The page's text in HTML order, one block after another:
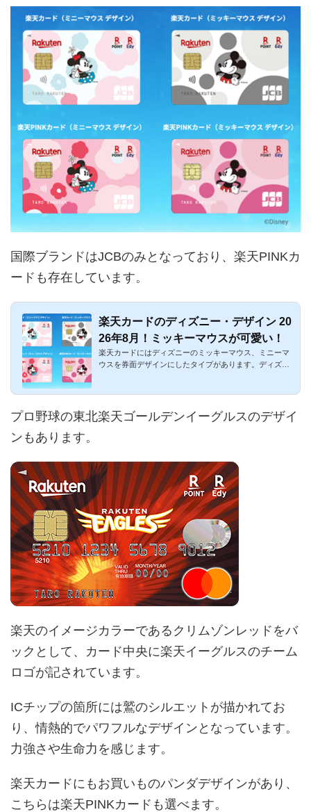
国際ブランドはJCBのみとなっており、楽天PINKカ
ードも存在しています。
楽天カードのディズニー・デザイン 20
26年8月！ミッキーマウスが可愛い！
楽天カードにはディズニーのミッキーマウス、ミニーマ
ウスを券面デザインにしたタイプがあります。ディズニ
プロ野球の東北楽天ゴールデンイーグルスのデザイ
ンもあります。
楽天のイメージカラーであるクリムゾンレッドをバ
ックとして、カード中央に楽天イーグルスのチーム
ロゴが記されています。
ICチップの箇所には鷲のシルエットが描かれてお
り、情熱的でパワフルなデザインとなっています。
力強さや生命力を感じます。
楽天カードにもお買いものパンダデザインがあり、
こちらは楽天PINKカードも選べます。